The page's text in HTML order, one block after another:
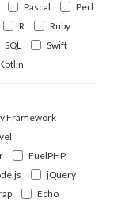
Pascal
Perl
R
Ruby
SQL
Swift
Framework
FuelPHP
jQuery
Echo